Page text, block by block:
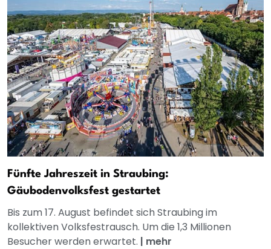
Fünfte Jahreszeit in Straubing:
Gäubodenvolksfest gestartet
Bis zum 17. August befindet sich Straubing im
kollektiven Volksfestrausch. Um die 1,3 Millionen
Besucher werden erwartet. | mehr